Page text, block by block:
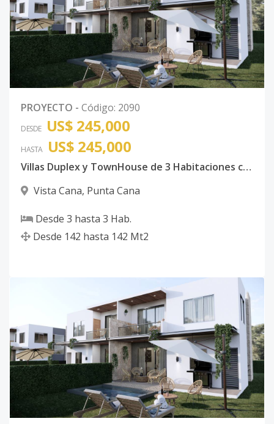
PROYECTO - Código: 2090
DESDE US$ 245,000
HASTA US$ 245,000
Villas Duplex y TownHouse de 3 Habitaciones con piscina Vista Cana
Vista Cana, Punta Cana
Desde 3 hasta 3 Hab.
Desde 142 hasta 142 Mt2